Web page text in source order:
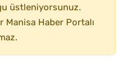
üstleniyorsunuz.
Manisa Haber Portalı